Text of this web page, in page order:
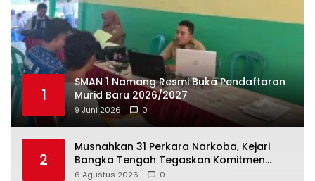
1
SMAN 1 Namang Resmi Buka Pendaftaran
Murid Baru 2026/2027
9 Juni 2026 0
2
Musnahkan 31 Perkara Narkoba, Kejari
Bangka Tengah Tegaskan Komitmen
Berantas Kejahatan Hingga Tuntas
6 Agustus 2026 0